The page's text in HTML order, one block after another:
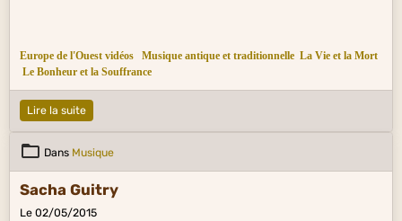
Europe de l'Ouest vidéos Musique antique et traditionnelle La Vie et la Mort
Le Bonheur et la Souffrance
Lire la suite
Dans Musique
Sacha Guitry
Le 02/05/2015